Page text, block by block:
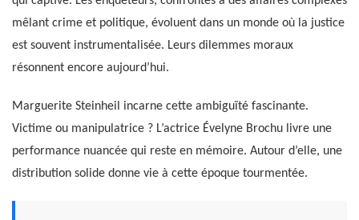
mêlant crime et politique, évoluent dans un monde où la justice
est souvent instrumentalisée. Leurs dilemmes moraux
résonnent encore aujourd’hui.
Marguerite Steinheil incarne cette ambiguïté fascinante.
Victime ou manipulatrice ? L’actrice Évelyne Brochu livre une
performance nuancée qui reste en mémoire. Autour d’elle, une
distribution solide donne vie à cette époque tourmentée.